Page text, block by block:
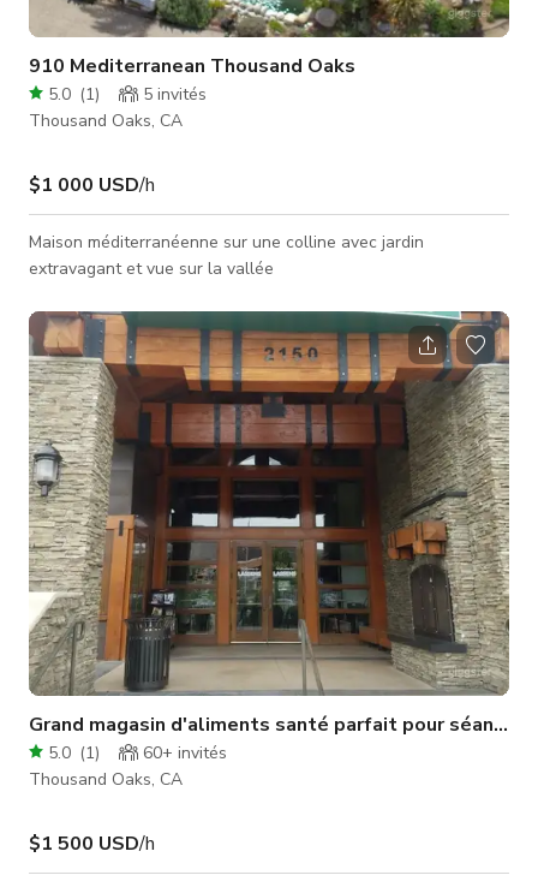
910 Mediterranean Thousand Oaks
5.0 (1) 5 invités
Thousand Oaks, CA
$1 000 USD/h
Maison méditerranéenne sur une colline avec jardin
extravagant et vue sur la vallée
Grand magasin d'aliments santé parfait pour
5.0 (1) 60+ invités
Thousand Oaks, CA
$1 500 USD/h